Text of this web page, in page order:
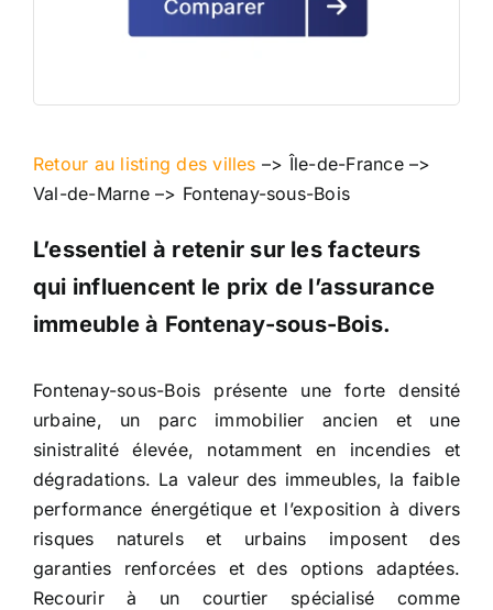
Retour au listing des villes –> Île-de-France–>
Val-de-Marne–> Fontenay-sous-Bois
L’essentiel à retenir sur les facteurs
qui influencent le prix de l’assurance
immeubleà Fontenay-sous-Bois.
Fontenay-sous-Bois présente une forte densité
urbaine, un parc immobilier ancien et une
sinistralité élevée, notamment en incendies et
dégradations. La valeur des immeubles, la faible
performance énergétique et l’exposition à divers
risques naturels et urbains imposent des
garanties renforcées et des options adaptées.
Recourir à un courtier spécialisé comme